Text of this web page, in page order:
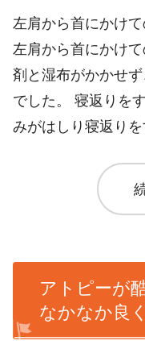
左肩から首にかけ
左肩から首にかけ
剤と湿布がかかせ
でした。 寝返りを
みがはしり寝返り
アトピーが
なかなか良